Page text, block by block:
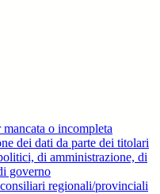
mancata o incompleta
dei dati da parte dei titolari
di amministrazione, di
governo
regionali/provinciali